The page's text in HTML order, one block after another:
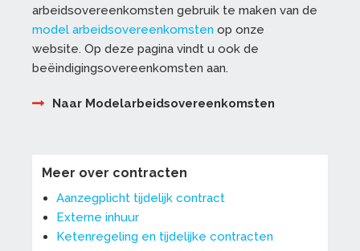
arbeidsovereenkomsten gebruik te maken van de
model arbeidsovereenkomsten op onze
website. Op deze pagina vindt u ook de
beëindigingsovereenkomsten aan.
Naar Modelarbeidsovereenkomsten
Meer over contracten
Aanzegplicht tijdelijk contract
Externe inhuur
Ketenregeling en tijdelijke contracten